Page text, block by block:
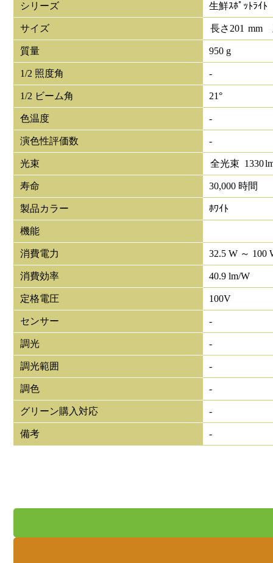
シリーズ 生鮮ｽﾎﾟｯﾄﾗｲﾄ
サイズ 長さ 201 mm
質量 950 g
1/2 照度角 -
1/2 ビーム角 21°
色温度 -
演色性評価数 -
光束 全光束 1330
寿命 30,000 時間
製品カラー ﾎﾜｲﾄ
機能
消費電力 32.5 W ～ 100
消費効率 40.9 lm/W
定格電圧 100V
センサー -
調光 -
調光範囲 -
調色 -
グリーン購入対応 -
備考 -